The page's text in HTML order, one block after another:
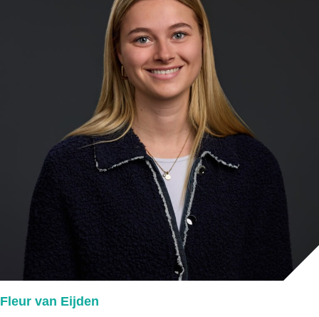
Fleur van Eijden